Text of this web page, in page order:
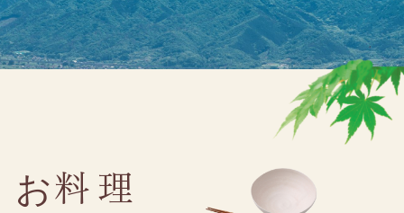
お料理